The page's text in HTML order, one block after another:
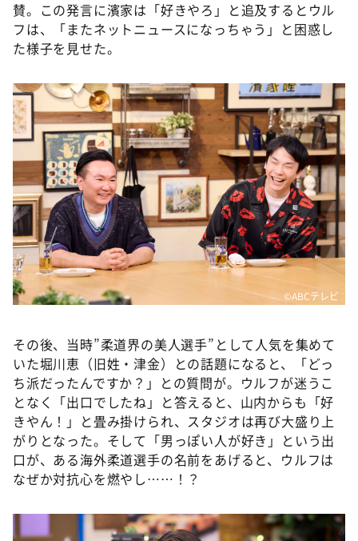
賛。この発言に濱家は「好きやろ」と追及するとウル
フは、「またネットニュースになっちゃう」と困惑し
た様子を見せた。
©ABCテレビ
その後、当時”柔道界の美人選手”として人気を集めて
いた堀川恵（旧姓・津金）との話題になると、「どっ
ち派だったんですか？」との質問が。ウルフが迷うこ
となく「出口でしたね」と答えると、山内からも「好
きやん！」と畳み掛けられ、スタジオは再び大盛り上
がりとなった。そして「男っぽい人が好き」という出
口が、ある海外柔道選手の名前をあげると、ウルフは
なぜか対抗心を燃やし……！？